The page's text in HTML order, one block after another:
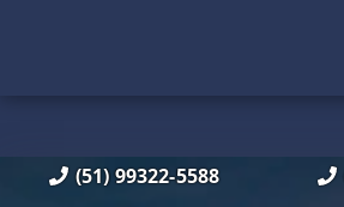
(51) 99322-5588